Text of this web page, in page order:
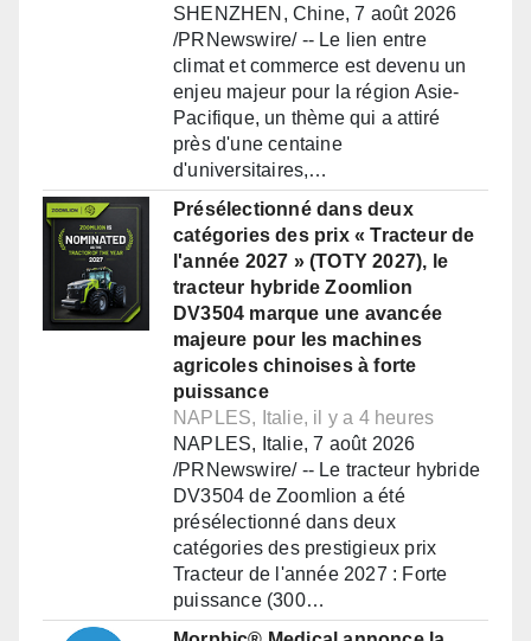
SHENZHEN, Chine, 7 août 2026
/PRNewswire/ -- Le lien entre
climat et commerce est devenu un
enjeu majeur pour la région Asie-
Pacifique, un thème qui a attiré
près d'une centaine
d'universitaires,…
Présélectionné dans deux
catégories des prix « Tracteur de
l'année 2027 » (TOTY 2027), le
tracteur hybride Zoomlion
DV3504 marque une avancée
majeure pour les machines
agricoles chinoises à forte
puissance
NAPLES, Italie, il y a 4 heures
NAPLES, Italie, 7 août 2026
/PRNewswire/ -- Le tracteur hybride
DV3504 de Zoomlion a été
présélectionné dans deux
catégories des prestigieux prix
Tracteur de l'année 2027 : Forte
puissance (300…